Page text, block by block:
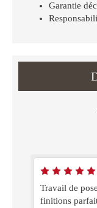
Garantie
Travail de
finitions